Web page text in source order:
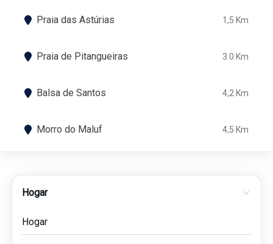
Praia das Astúrias 1,5 Km
Praia de Pitangueiras 3.0 Km
Balsa de Santos 4,2 Km
Morro do Maluf 4,5 Km
Hogar
Hogar